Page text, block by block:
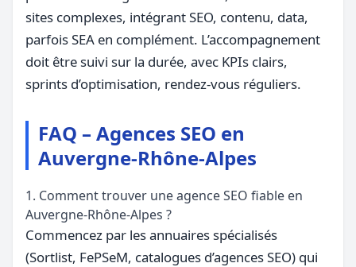
sites complexes, intégrant SEO, contenu, data,
parfois SEA en complément. L’accompagnement
doit être suivi sur la durée, avec KPIs clairs,
sprints d’optimisation, rendez-vous réguliers.
FAQ – Agences SEO en
Auvergne-Rhône-Alpes
1. Comment trouver une agence SEO fiable en
Auvergne-Rhône-Alpes ?
Commencez par les annuaires spécialisés
(Sortlist, FePSeM, catalogues d’agences SEO) qui